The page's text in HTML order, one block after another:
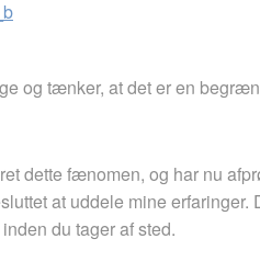
og tænker, at det er en
dette fænomen, og har nu
at uddele mine erfaringer.
du tager af sted.